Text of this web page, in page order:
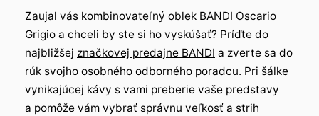
Zaujal vás kombinovateľný oblek BANDI Oscario
Grigio a chceli by ste si ho vyskúšať? Príďte do
najbližšej značkovej predajne BANDI a zverte sa do
rúk svojho osobného odborného poradcu. Pri šálke
vynikajúcej kávy s vami preberie vaše predstavy
a pomôže vám vybrať správnu veľkosť a strih